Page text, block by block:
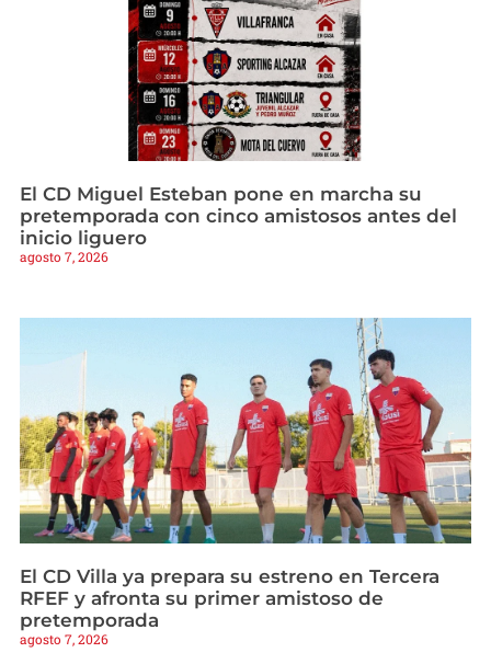
El CD Miguel Esteban pone en marcha su
pretemporada con cinco amistosos antes del
inicio liguero
agosto 7, 2026
El CD Villa ya prepara su estreno en Tercera
RFEF y afronta su primer amistoso de
pretemporada
agosto 7, 2026